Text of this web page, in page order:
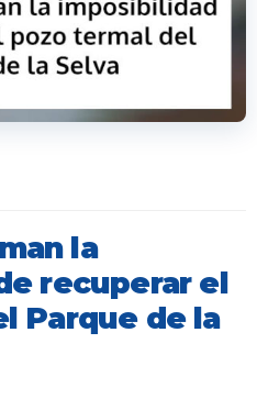
la
recuperar el
Parque de la